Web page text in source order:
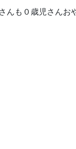
んも０歳児さんお